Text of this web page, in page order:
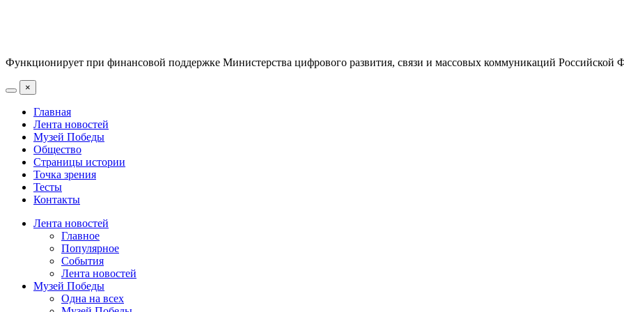
Функционирует при финансовой поддержке Министерства цифрового развития, связи и массовых коммуникаций Российской
×
Главная
Лента новостей
Музей Победы
Общество
Страницы истории
Точка зрения
Тесты
Контакты
Лента новостей
Главное
Популярное
События
Лента новостей
Музей Победы
Одна на всех